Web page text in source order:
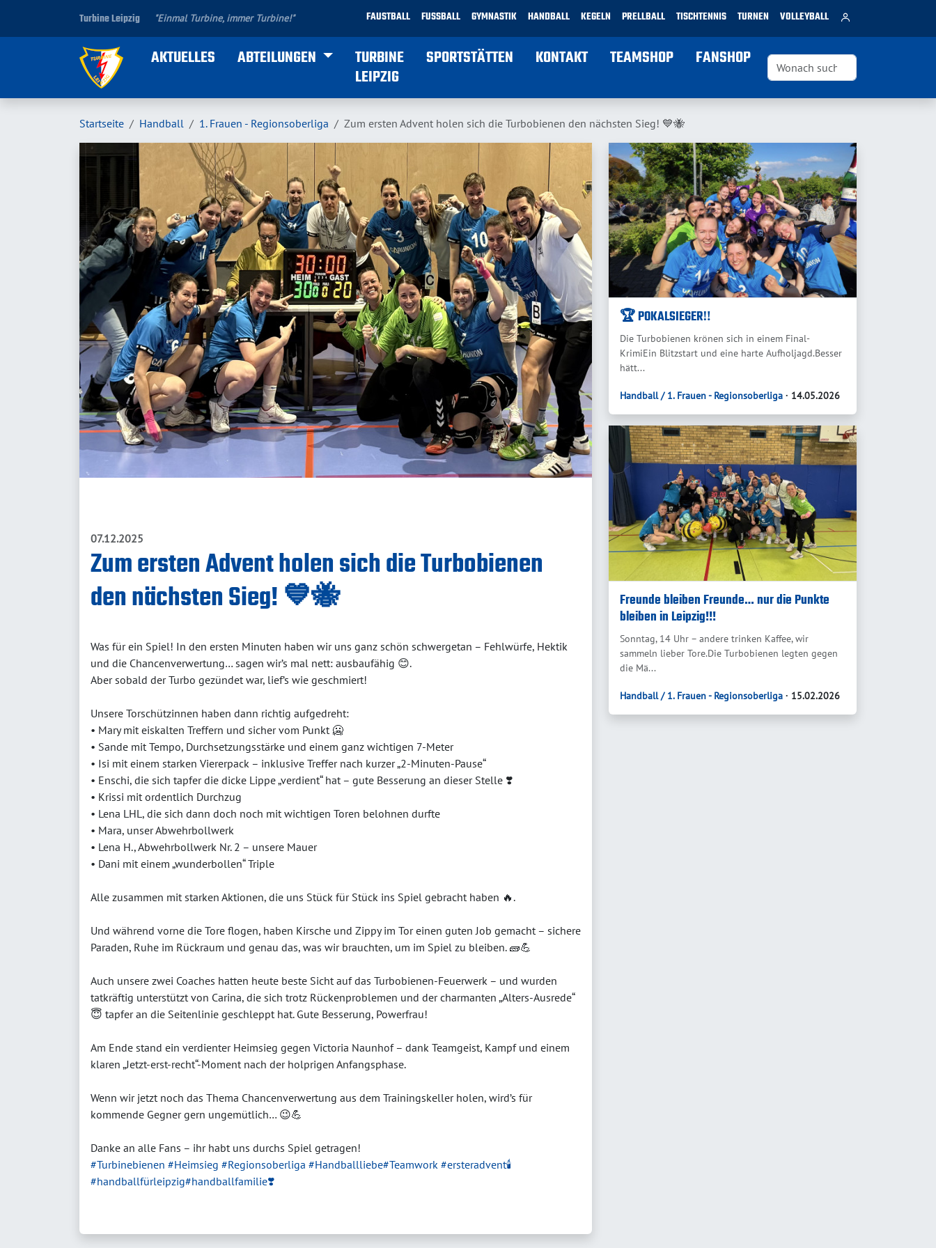
Turbine Leipzig "Einmal Turbine, immer Turbine!" FAUSTBALL FUSSBALL GYMNASTIK HANDBALL KEGELN PRELLBALL TISCHTENNIS TURNEN VOLLEYBALL
AKTUELLES ABTEILUNGEN
TURBINE
LEIPZIG
SPORTSTÄTTEN KONTAKT TEAMSHOP FANSHOP
Startseite Handball 1. Frauen - Regionsoberliga Zum ersten Advent holen sich die Turbobienen den nächsten Sieg! 💙🐝
07.12.2025
Zum ersten Advent holen sich die Turbobienen
den nächsten Sieg! 💙🐝
Was für ein Spiel! In den ersten Minuten haben wir uns ganz schön schwergetan – Fehlwürfe, Hektik
und die Chancenverwertung… sagen wir’s mal nett: ausbaufähig 😊.
Aber sobald der Turbo gezündet war, lief’s wie geschmiert!
Unsere Torschützinnen haben dann richtig aufgedreht:
• Mary mit eiskalten Treffern und sicher vom Punkt 🥶
• Sande mit Tempo, Durchsetzungsstärke und einem ganz wichtigen 7-Meter
• Isi mit einem starken Viererpack – inklusive Treffer nach kurzer „2-Minuten-Pause“
• Enschi, die sich tapfer die dicke Lippe „verdient“ hat – gute Besserung an dieser Stelle ❣️
• Krissi mit ordentlich Durchzug
• Lena LHL, die sich dann doch noch mit wichtigen Toren belohnen durfte
• Mara, unser Abwehrbollwerk
• Lena H., Abwehrbollwerk Nr. 2 – unsere Mauer
• Dani mit einem „wunderbollen“ Triple
Alle zusammen mit starken Aktionen, die uns Stück für Stück ins Spiel gebracht haben 🔥.
Und während vorne die Tore flogen, haben Kirsche und Zippy im Tor einen guten Job gemacht – sichere
Paraden, Ruhe im Rückraum und genau das, was wir brauchten, um im Spiel zu bleiben. 🧱💪
Auch unsere zwei Coaches hatten heute beste Sicht auf das Turbobienen-Feuerwerk – und wurden
tatkräftig unterstützt von Carina, die sich trotz Rückenproblemen und der charmanten „Alters-Ausrede“
😇 tapfer an die Seitenlinie geschleppt hat. Gute Besserung, Powerfrau!
Am Ende stand ein verdienter Heimsieg gegen Victoria Naunhof – dank Teamgeist, Kampf und einem
klaren „Jetzt-erst-recht“-Moment nach der holprigen Anfangsphase.
Wenn wir jetzt noch das Thema Chancenverwertung aus dem Trainingskeller holen, wird’s für
kommende Gegner gern ungemütlich… 😉💪
Danke an alle Fans – ihr habt uns durchs Spiel getragen!
#Turbinebienen #Heimsieg #Regionsoberliga #Handballliebe#Teamwork #ersteradvent🕯
#handballfürleipzig#handballfamilie❣️
🏆 POKALSIEGER‼️
Die Turbobienen krönen sich in einem Final-
KrimiEin Blitzstart und eine harte Aufholjagd.Besser
hätt...
Handball / 1. Frauen - Regionsoberliga ∙ 14.05.2026
Freunde bleiben Freunde… nur die Punkte
bleiben in Leipzig!!!
Sonntag, 14 Uhr – andere trinken Kaffee, wir
sammeln lieber Tore.Die Turbobienen legten gegen
die Mä...
Handball / 1. Frauen - Regionsoberliga ∙ 15.02.2026